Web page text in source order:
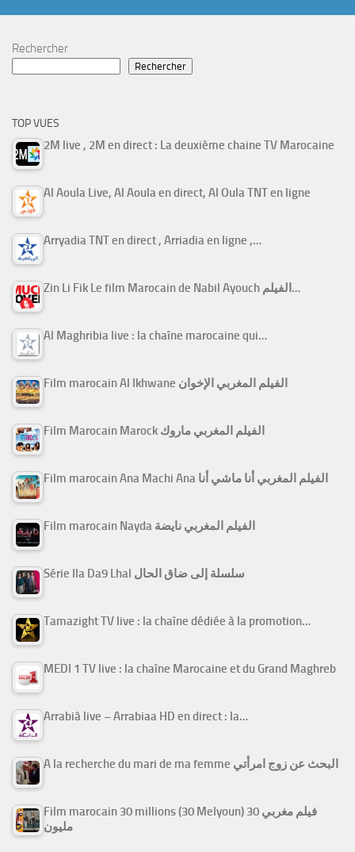
Rechercher
Rechercher
TOP VUES
2M live , 2M en direct : La deuxième chaine TV Marocaine
Al Aoula Live, Al Aoula en direct, Al Oula TNT en ligne
Arryadia TNT en direct , Arriadia en ligne ,…
Zin Li Fik Le film Marocain de Nabil Ayouch الفيلم…
Al Maghribia live : la chaîne marocaine qui…
Film marocain Al Ikhwane الفيلم المغربي الإخوان
Film Marocain Marock الفيلم المغربي ماروك
Film marocain Ana Machi Ana الفيلم المغربي أنا ماشي أنا
Film marocain Nayda الفيلم المغربي نايضة
Série Ila Da9 Lhal سلسلة إلى ضاق الحال
Tamazight TV live : la chaîne dédiée à la promotion…
MEDI 1 TV live : la chaîne Marocaine et du Grand Maghreb
Arrabiâ live – Arrabiaa HD en direct : la…
A la recherche du mari de ma femme البحث عن زوج امرأتي
Film marocain 30 millions (30 Melyoun) فيلم مغربي 30
مليون